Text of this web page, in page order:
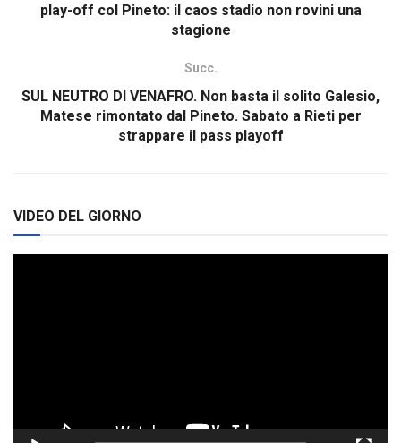
play-off col Pineto: il caos stadio non rovini una
stagione
Succ.
SUL NEUTRO DI VENAFRO. Non basta il solito Galesio,
Matese rimontato dal Pineto. Sabato a Rieti per
strappare il pass playoff
VIDEO DEL GIORNO